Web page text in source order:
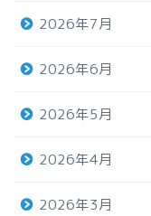
2026年7月
2026年6月
2026年5月
2026年4月
2026年3月